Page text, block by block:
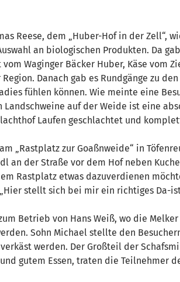
Reese, dem „Huber-Hof in der Zell“,
an biologischen Produkten. Da
Waginger Bäcker Huber, Käse
Danach gab es Rundgänge zu
fühlen können. Wie meinte eine
auf der Weide ist eine
Laufen geschlachtet und
„Rastplatz zur Goaßnweide“ in
an der Straße vor dem Hof neben
Rastplatz etwas dazuverdienen
stellt sich bei mir ein richtiges Da-
Betrieb von Hans Weiß, wo die
Sohn Michael stellte den
werden. Der Großteil der
gutem Essen, traten die Teilnehmer